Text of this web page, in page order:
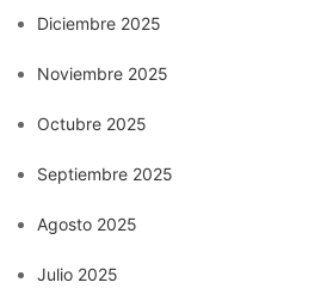
Diciembre 2025
Noviembre 2025
Octubre 2025
Septiembre 2025
Agosto 2025
Julio 2025